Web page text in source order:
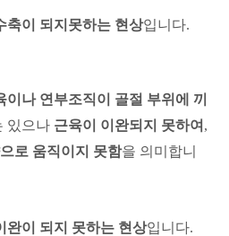
축이 되지못하는 현상입니다.
이나 연부조직이 골절 부위에 끼
있으나 근육이 이완되지 못하여 ,
로 움직이지 못함을 의미합니
완이 되지 못하는 현상입니다.